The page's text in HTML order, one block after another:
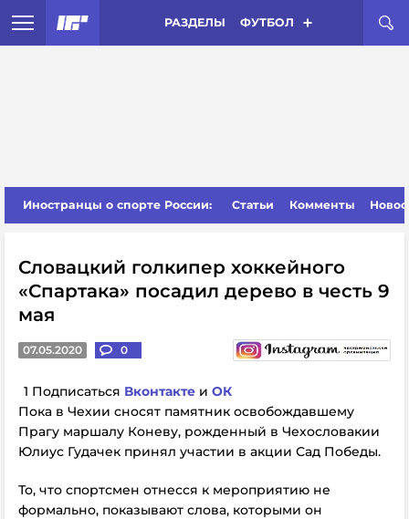
РАЗДЕЛЫ ФУТБОЛ
Иностранцы о спорте России: Статьи Комменты
Словацкий голкипер хоккейного
«Спартака» посадил дерево в честь 9
мая
07.05.2020 0
1 Подписаться Вконтакте иОК
Пока в Чехии сносят памятник освобождавшему
Прагу маршалу Коневу, рожденный в Чехословакии
Юлиус Гудачек принял участии в акции Сад Победы.
То, что спортсмен отнесся к мероприятию не
формально, показывают слова, которыми он